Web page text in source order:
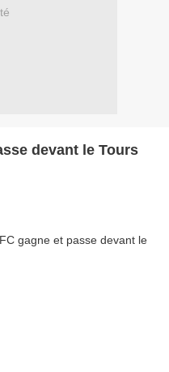
devant le Tours